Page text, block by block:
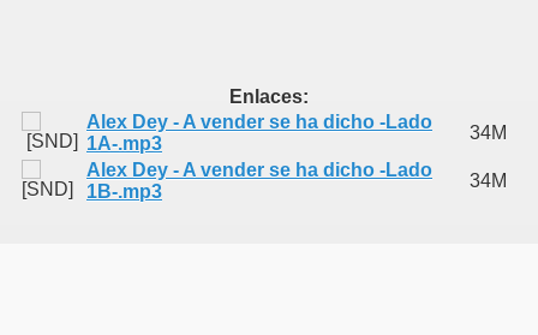
Enlaces:
Alex Dey - A vender se ha dicho -Lado
1A-.mp3
34M
Alex Dey - A vender se ha dicho -Lado
1B-.mp3
34M